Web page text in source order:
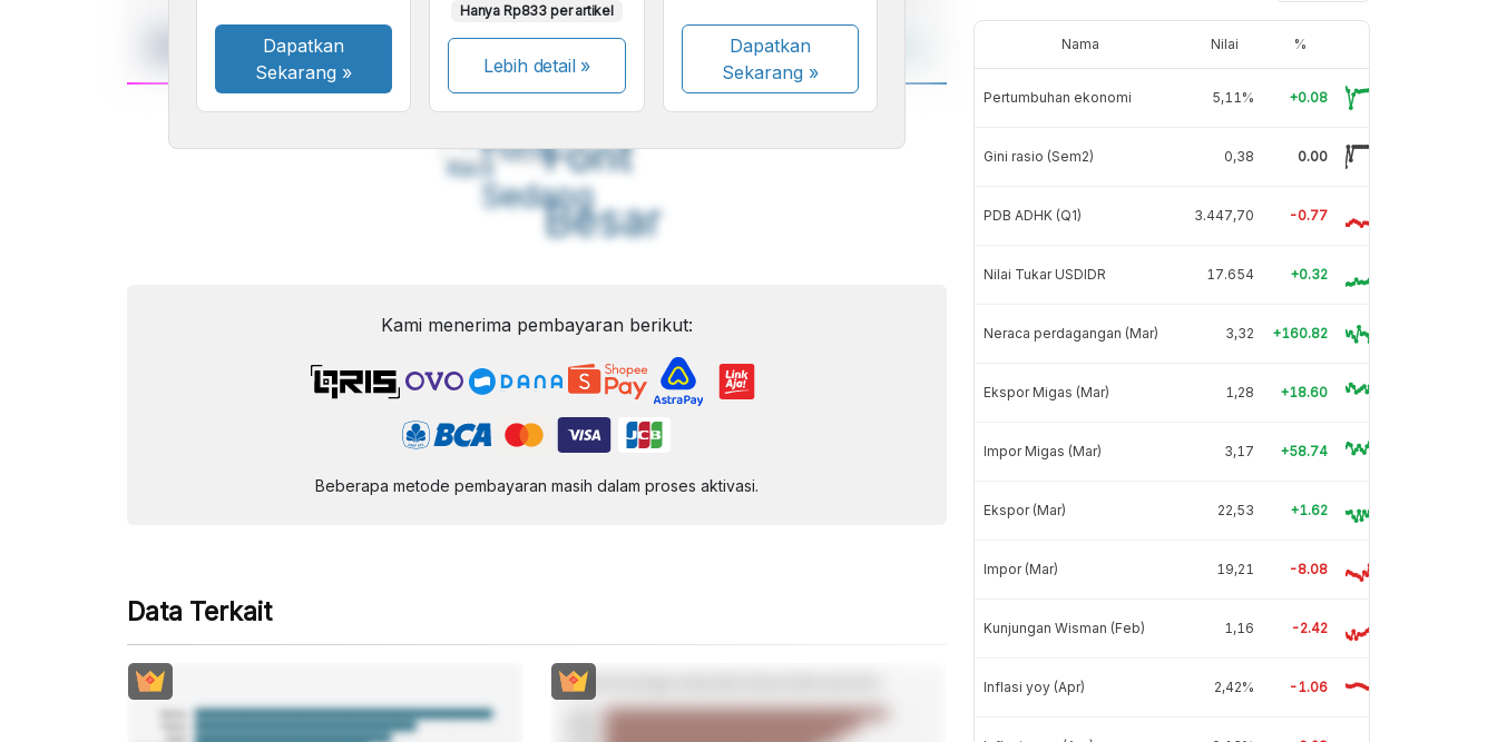
A
Kecil
A
Font
Sedang
A
Font
Besar
Dapatkan
Sekarang »
Hanya Rp833 per artikel
Lebih detail »
Dapatkan
Sekarang»
Kami menerima pembayaran berikut:
Beberapa metode pembayaran masih dalam proses aktivasi.
Data Terkait
Nama Nilai %
Pertumbuhan ekonomi 5,11% +0.08
Gini rasio (Sem2) 0,38 0.00
PDB ADHK (Q1) 3.447,70 -0.77
Nilai Tukar USDIDR 17.654 +0.32
Neraca perdagangan (Mar) 3,32 +160.82
Ekspor Migas (Mar) 1,28 +18.60
Impor Migas (Mar) 3,17 +58.74
Ekspor (Mar) 22,53 +1.62
Impor (Mar) 19,21 -8.08
Kunjungan Wisman (Feb) 1,16 -2.42
Inflasi yoy (Apr) 2,42% -1.06